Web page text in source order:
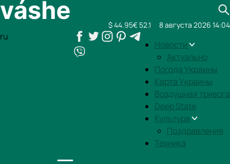
ru
Новости
Актуально
Погода Украины
Карта Украины
Воздушная тривога
Deep State
Культура
Поздравления
Техника
$ 44.95€ 52.1 8 августа 2026 14:04